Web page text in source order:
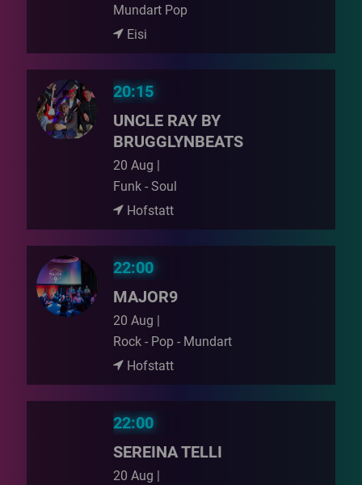
Mundart Pop
Eisi
20:15
UNCLE RAY BY
BRUGGLYNBEATS
20 Aug |
Funk - Soul
Hofstatt
22:00
MAJOR9
20 Aug |
Rock - Pop - Mundart
Hofstatt
22:00
SEREINA TELLI
20 Aug |